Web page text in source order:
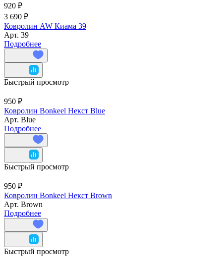
920 ₽
3 690 ₽
Ковролин AW Киама 39
Арт. 39
Подробнее
Быстрый просмотр
950 ₽
Ковролин Bonkeel Некст Blue
Арт. Blue
Подробнее
Быстрый просмотр
950 ₽
Ковролин Bonkeel Некст Brown
Арт. Brown
Подробнее
Быстрый просмотр